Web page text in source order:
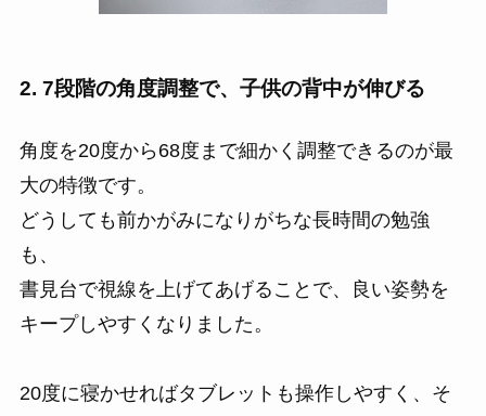
2. 7段階の角度調整で、子供の背中が伸びる
角度を20度から68度まで細かく調整できるのが最
大の特徴です。
どうしても前かがみになりがちな長時間の勉強
も、
書見台で視線を上げてあげることで、良い姿勢を
キープしやすくなりました。
20度に寝かせればタブレットも操作しやすく、そ